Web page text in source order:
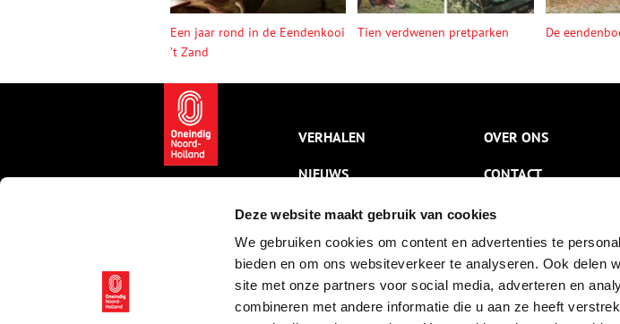
Deze website maakt gebruik van cookies
We gebruiken cookies om content en advertenties te
bieden en om ons websiteverkeer te analyseren. Ook delen
site met onze partners voor social media, adverteren en
combineren met andere informatie die u aan ze heeft
Een jaar rond in de Eendenkooi
’t Zand
Tien verdwenen pretparken De
VERHALEN
NIEUWS
KALENDER
THEMA’S
ACTIVITEITEN
VIDEO’S
OVER ONS
CONTACT
NIEUWSBRIEF
DISCLAIMER
PRIVACY
TOEGANKELIJKHEID